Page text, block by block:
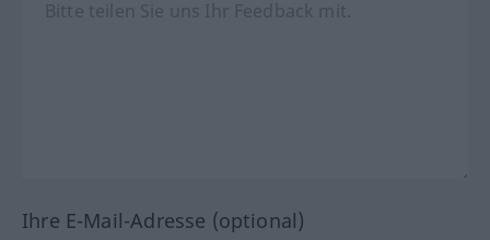
Ihre E-Mail-Adresse (optional)